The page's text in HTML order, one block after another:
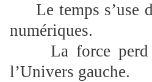
Le temps s’use
numériques.
La force perd
l’Univers gauche.